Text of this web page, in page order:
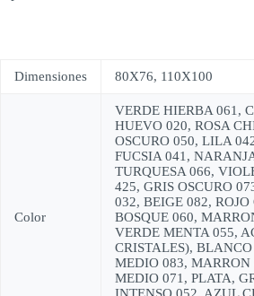
Dimensiones 80X76, 110X100
Color
VERDE HIERBA 061,
HUEVO 020, ROSA
OSCURO 050, LILA
FUCSIA 041,
TURQUESA 066,
425, GRIS OSCURO
032, BEIGE 082,
BOSQUE 060,
VERDE MENTA 055,
CRISTALES),
MEDIO 083, MARRON
MEDIO 071, PLATA,